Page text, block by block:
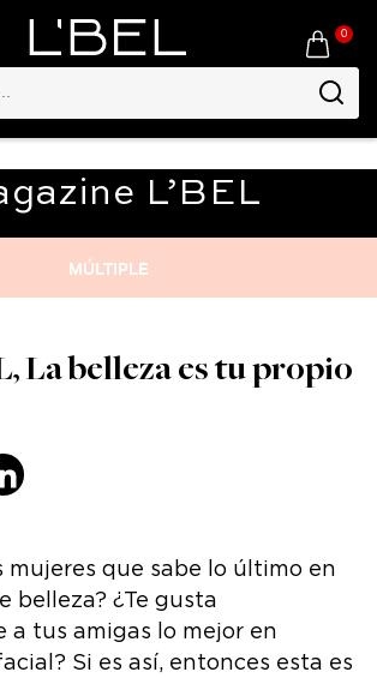
0
L’BEL
MÚLTIPLE
La belleza es tu propio
mujeres que sabe lo último en
belleza? ¿Te gusta
a tus amigas lo mejor en
Si es así, entonces esta es